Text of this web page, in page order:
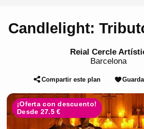
Candlelight:
Reial Cercle
Barcelona
Compartir este plan
¡Oferta con descuento!
Desde 27.5 €